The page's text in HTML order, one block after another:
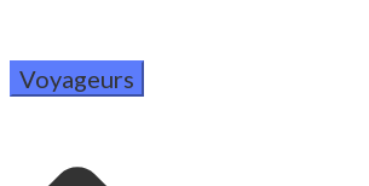
Voyageurs